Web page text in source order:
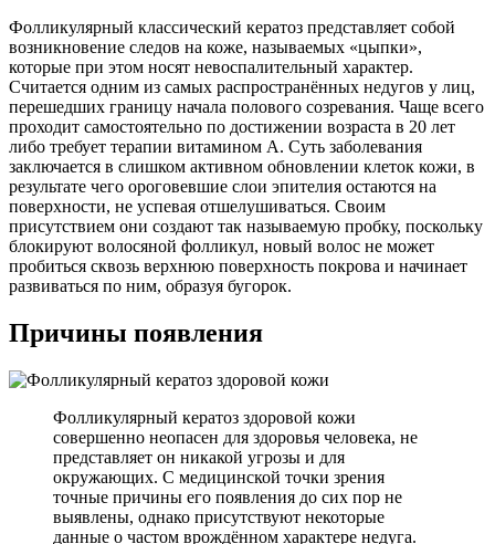
Фолликулярный классический кератоз представляет собой
возникновение следов на коже, называемых «цыпки»,
которые при этом носят невоспалительный характер.
Считается одним из самых распространённых недугов у лиц,
перешедших границу начала полового созревания. Чаще всего
проходит самостоятельно по достижении возраста в 20 лет
либо требует терапии витамином А. Суть заболевания
заключается в слишком активном обновлении клеток кожи, в
результате чего ороговевшие слои эпителия остаются на
поверхности, не успевая отшелушиваться. Своим
присутствием они создают так называемую пробку, поскольку
блокируют волосяной фолликул, новый волос не может
пробиться сквозь верхнюю поверхность покрова и начинает
развиваться по ним, образуя бугорок.
Причины появления
Фолликулярный кератоз здоровой кожи
совершенно неопасен для здоровья человека, не
представляет он никакой угрозы и для
окружающих. С медицинской точки зрения
точные причины его появления до сих пор не
выявлены, однако присутствуют некоторые
данные о частом врождённом характере недуга.